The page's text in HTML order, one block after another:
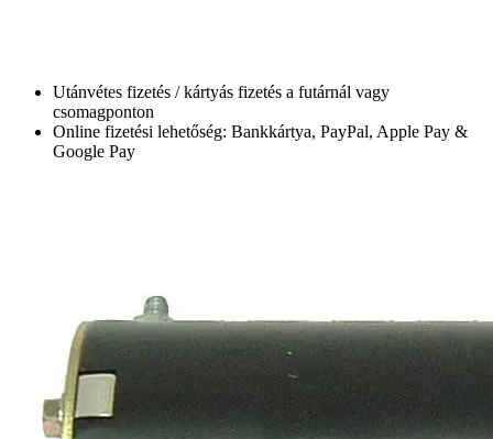
Utánvétes fizetés / kártyás fizetés a futárnál vagy
csomagponton
Online fizetési lehetőség: Bankkártya, PayPal, Apple Pay &
Google Pay